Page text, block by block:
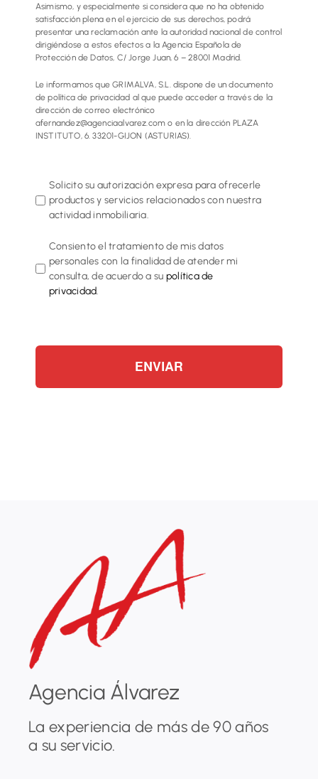
Asimismo, y especialmente si considera que no ha obtenido
satisfacción plena en el ejercicio de sus derechos, podrá
presentar una reclamación ante la autoridad nacional de control
dirigiéndose a estos efectos a la Agencia Española de
Protección de Datos, C/ Jorge Juan, 6 – 28001 Madrid.
Le informamos que GRIMALVA, S.L. dispone de un documento
de política de privacidad al que puede acceder a través de la
dirección de correo electrónico
afernandez@agenciaalvarez.com o en la dirección PLAZA
INSTITUTO, 6. 33201-GIJON (ASTURIAS).
Solicito su autorización expresa para ofrecerle
productos y servicios relacionados con nuestra
actividad inmobiliaria.
Consiento el tratamiento de mis datos
personales con la finalidad de atender mi
consulta, de acuerdo a su política de
privacidad.
ENVIAR
Agencia Álvarez
La experiencia de más de 90 años
a su servicio.